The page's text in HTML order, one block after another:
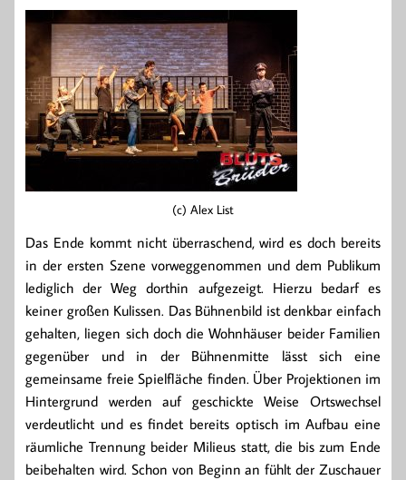
(c) Alex List
Das Ende kommt nicht überraschend, wird es doch bereits
in der ersten Szene vorweggenommen und dem Publikum
lediglich der Weg dorthin aufgezeigt. Hierzu bedarf es
keiner großen Kulissen. Das Bühnenbild ist denkbar einfach
gehalten, liegen sich doch die Wohnhäuser beider Familien
gegenüber und in der Bühnenmitte lässt sich eine
gemeinsame freie Spielfläche finden. Über Projektionen im
Hintergrund werden auf geschickte Weise Ortswechsel
verdeutlicht und es findet bereits optisch im Aufbau eine
räumliche Trennung beider Milieus statt, die bis zum Ende
beibehalten wird. Schon von Beginn an fühlt der Zuschauer